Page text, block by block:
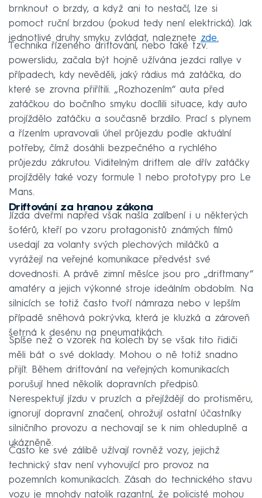
brnknout o brzdy, a když ani to nestačí, lze si
pomoct ruční brzdou (pokud tedy není elektrická). Jak
jednotlivé druhy smyku zvládat, naleznete zde.
Technika řízeného driftování, nebo také tzv.
powerslidu, začala být hojně užívána jezdci rallye v
případech, kdy nevěděli, jaký rádius má zatáčka, do
které se zrovna přiřítili. „Rozhozením“ auta před
zatáčkou do bočního smyku docílili situace, kdy auto
projíždělo zatáčku a současně brzdilo. Prací s plynem
a řízením upravovali úhel průjezdu podle aktuální
potřeby, čímž dosáhli bezpečného a rychlého
průjezdu zákrutou. Viditelným driftem ale dřív zatáčky
projížděly také vozy formule 1 nebo prototypy pro Le
Mans.
Driftování za hranou zákona
Jízda dveřmi napřed však našla zalíbení i u některých
šoférů, kteří po vzoru protagonistů známých filmů
usedají za volanty svých plechových miláčků a
vyrážejí na veřejné komunikace předvést své
dovednosti. A právě zimní měsíce jsou pro „driftmany“
amatéry a jejich výkonné stroje ideálním obdobím. Na
silnicích se totiž často tvoří námraza nebo v lepším
případě sněhová pokrývka, která je kluzká a zároveň
šetrná k desénu na pneumatikách.
Spíše než o vzorek na kolech by se však tito řidiči
měli bát o své doklady. Mohou o ně totiž snadno
přijít. Během driftování na veřejných komunikacích
porušují hned několik dopravních předpisů.
Nerespektují jízdu v pruzích a přejíždějí do protisměru,
ignorují dopravní značení, ohrožují ostatní účastníky
silničního provozu a nechovají se k nim ohleduplně a
ukázněně.
Často ke své zálibě užívají rovněž vozy, jejichž
technický stav není vyhovující pro provoz na
pozemních komunikacích. Zásah do technického stavu
vozu je mnohdy natolik razantní, že policisté mohou